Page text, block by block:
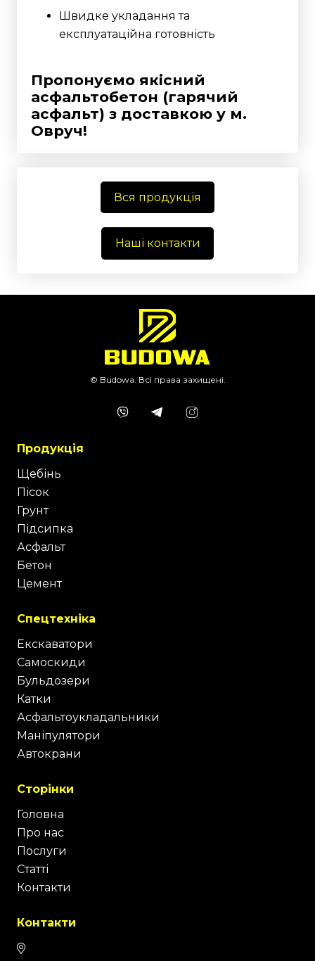
Швидке укладання та
експлуатаційна готовність
Пропонуємо якісний
асфальтобетон (гарячий
асфальт) з доставкою у м.
Овруч!
Вся продукція
Наші контакти
© Budowa. Всі права захищені.
Продукція
Щебінь
Пісок
Грунт
Підсипка
Асфальт
Бетон
Цемент
Спецтехніка
Екскаватори
Самоскиди
Бульдозери
Катки
Асфальтоукладальники
Маніпулятори
Автокрани
Сторінки
Головна
Про нас
Послуги
Статті
Контакти
Контакти